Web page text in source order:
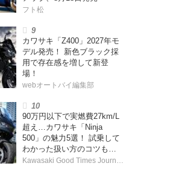
フト松
カワサキ「Z400」2027年モ
デル発売！ 新色ブラック採
用で存在感を増して新登
場！
webオートバイ編集部
90万円以下で実燃費27km/L
超え…カワサキ「Ninja
500」の魅力5選！ 試乗して
わかった扱い方のコツも紹
介